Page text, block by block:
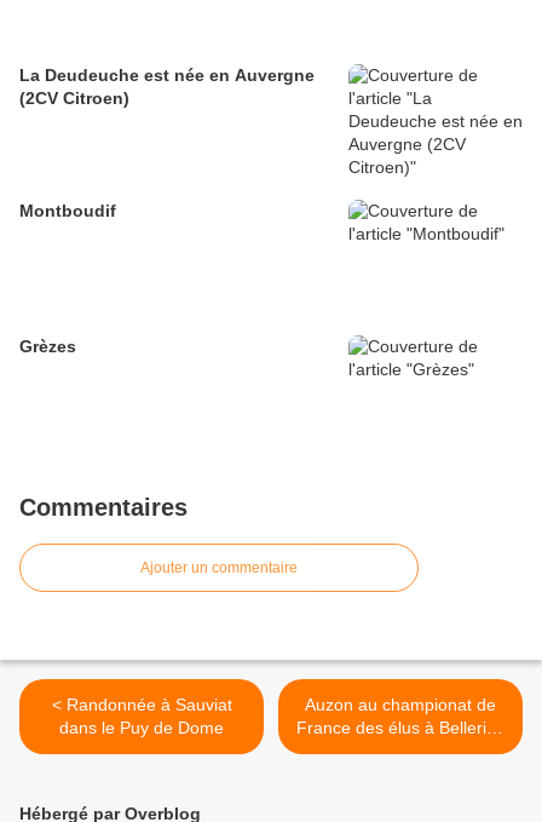
La Deudeuche est née en Auvergne
(2CV Citroen)
Montboudif
Grèzes
Commentaires
Ajouter un commentaire
< Randonnée à Sauviat
dans le Puy de Dome
Auzon au championat de
France des élus à Bellerive
>
Hébergé par Overblog